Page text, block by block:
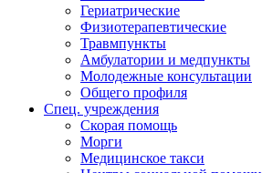
Гериатрические
Физиотерапевтические
Травмпункты
Амбулатории и медпункты
Молодежные консультации
Общего профиля
Спец. учреждения
Скорая помощь
Морги
Медицинское такси